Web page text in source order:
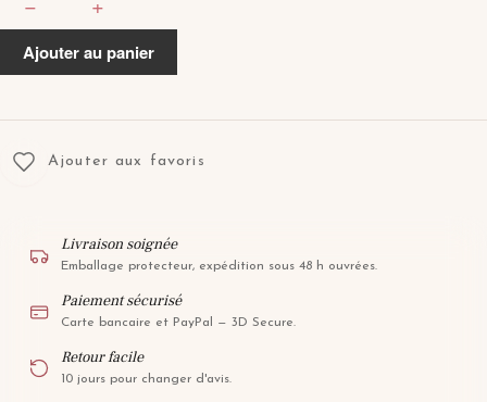
Ajouter au panier
Ajouter aux favoris
Livraison soignée
Emballage protecteur, expédition sous 48 h ouvrées.
Paiement sécurisé
Carte bancaire et PayPal — 3D Secure.
Retour facile
10 jours pour changer d'avis.